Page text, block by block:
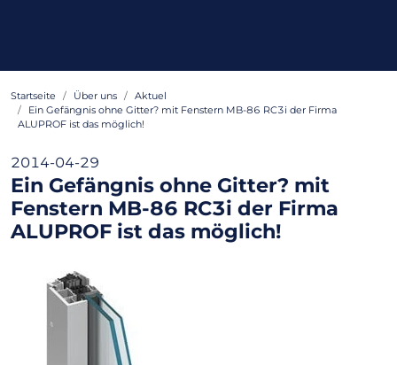
Startseite Über uns
Aktuel
Ein Gefängnis ohne Gitter? mit Fenstern MB-86 RC3i der Firma
ALUPROF ist das möglich!
2014-04-29
Ein Gefängnis ohne Gitter? mit
Fenstern MB-86 RC3i der Firma
ALUPROF ist das möglich!